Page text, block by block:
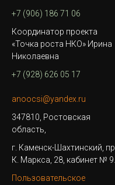
+7 (906) 186 71 06
Координатор проекта
«Точка роста НКО» Ирина
Николаевна
+7 (928) 626 05 17
anoocsi@yandex.ru
347810, Ростовская
область,
г. Каменск-Шахтинский, пр.
К. Маркса, 28, кабинет № 9.
Пользовательское